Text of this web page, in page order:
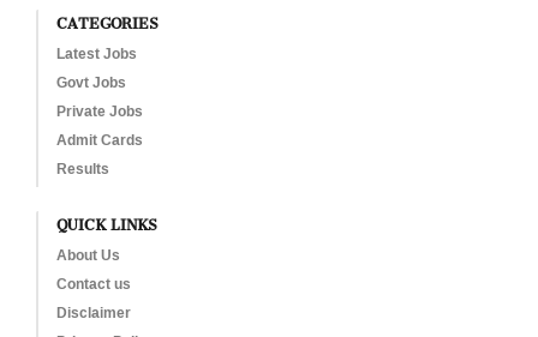
CATEGORIES
Latest Jobs
Govt Jobs
Private Jobs
Admit Cards
Results
QUICK LINKS
About Us
Contact us
Disclaimer